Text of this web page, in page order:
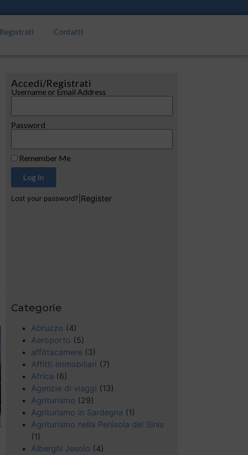
Registrati Contatti
Accedi/Registrati
Username or Email Address
Password
Remember Me
Log In
Lost your password? Register
Categorie
Abruzzo (4)
Aeroporto (5)
affittacamere (3)
Affitti Immobiliari (7)
Africa (6)
Agenzie di viaggi (13)
Agriturismo (29)
Agriturismo in Sardegna (1)
Agriturismo nella Penisola del Sinis
(1)
Alberghi Jesolo (4)